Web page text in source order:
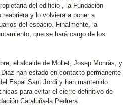
del edificio , la Fundación
reabriera y lo volviera a poner a
del espacio. Finalmente, la
que se hará cargo de los
el alcalde de Mollet, Josep Monràs, y
han estado en contacto permanente
Espai Sant Jordi y han mantenido
para evitar el cierre definitivo de
Cataluña-la Pedrera.